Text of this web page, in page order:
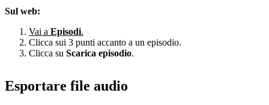
Sul web:
Vai a Episodi.
Clicca sui 3 punti accanto a un episodio.
Clicca su Scarica episodio.
Esportare file audio